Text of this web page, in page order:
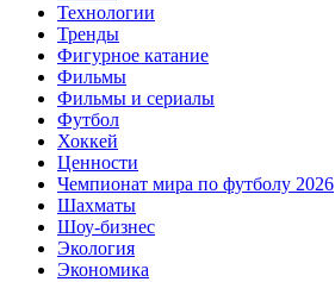
Технологии
Тренды
Фигурное катание
Фильмы
Фильмы и сериалы
Футбол
Хоккей
Ценности
Чемпионат мира по футболу 2026
Шахматы
Шоу-бизнес
Экология
Экономика